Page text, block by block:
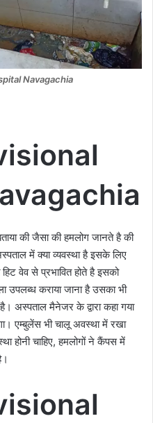
Navagachia
की जैसा की हमलोग जानते है की
में क्या व्यवस्था है इसके लिए
वेव से प्रभावित होते है इसको
उपलब्ध कराया जाना है उसका भी
अस्पताल मैनेजर के द्वारा कहा गया
एम्बुलेंस भी चालू अवस्था में रखा
होनी चाहिए, हमलोगों ने कैंपस में